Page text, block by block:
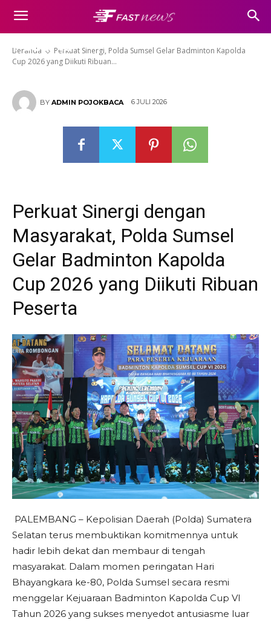
Beranda
​Perkuat Sinergi, Polda Sumsel Gelar Badminton Kapolda
Cup 2026 yang Diikuti Ribuan...
Gelar Badminton Kapolda Cup
2026 yang Diikuti Ribuan
Peserta
BY ADMIN POJOKBACA 6 JULI 2026
​Perkuat Sinergi dengan
Masyarakat, Polda Sumsel
Gelar Badminton Kapolda
Cup 2026 yang Diikuti Ribuan
Peserta
​PALEMBANG – Kepolisian Daerah (Polda) Sumatera
Selatan terus membuktikan komitmennya untuk
hadir lebih dekat dan membaur di tengah
masyarakat. Dalam momen peringatan Hari
Bhayangkara ke-80, Polda Sumsel secara resmi
menggelar Kejuaraan Badminton Kapolda Cup VI
Tahun 2026 yang sukses menyedot antusiasme luar